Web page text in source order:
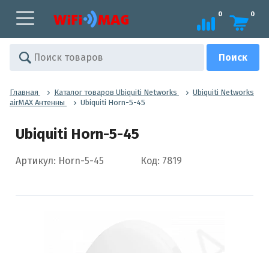
0 0
Главная Каталог товаров Ubiquiti Networks
Ubiquiti Networks
airMAX Антенны
Ubiquiti Horn-5-45
Ubiquiti Horn-5-45
Артикул: Horn-5-45 Код: 7819